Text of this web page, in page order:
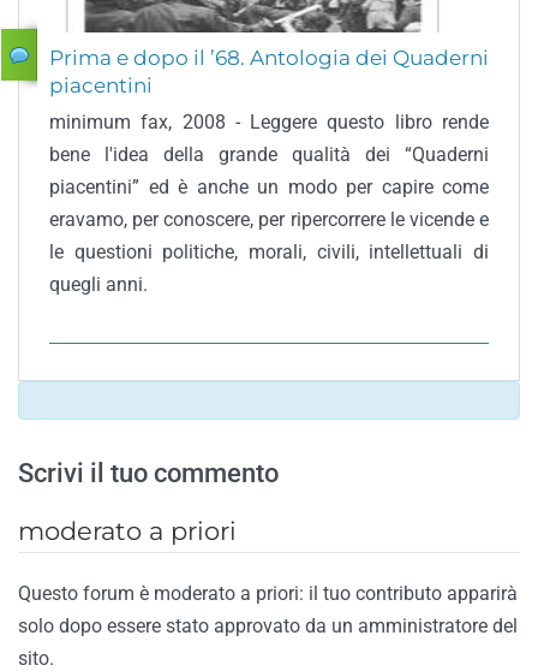
Prima e dopo il ’68. Antologia dei Quaderni
piacentini
minimum fax, 2008 - Leggere questo libro rende
bene l'idea della grande qualità dei “Quaderni
piacentini” ed è anche un modo per capire come
eravamo, per conoscere, per ripercorrere le vicende e
le questioni politiche, morali, civili, intellettuali di
quegli anni.
Scrivi il tuo commento
moderato a priori
Questo forum è moderato a priori: il tuo contributo apparirà
solo dopo essere stato approvato da un amministratore del
sito.